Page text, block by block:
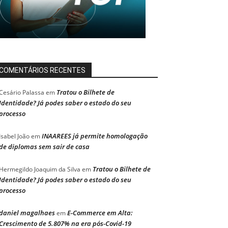
RECENTES
Palassa em Tratou o Bilhete de
Já podes saber o estado do seu
JoãoemINAAREES já permite homologação
diplomas sem sair de casa
Joaquim da Silva em Tratou o Bilhete de
Já podes saber o estado do seu
magalhaesemE-Commerce em Alta:
de 5.807% na era pós-Covid-19